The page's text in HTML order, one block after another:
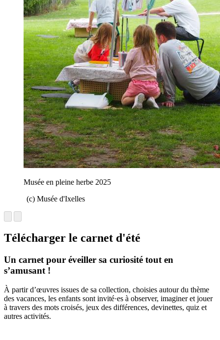
Musée en pleine herbe 2025
(c) Musée d'Ixelles
Télécharger le carnet d'été
Un carnet pour éveiller sa curiosité tout en
s’amusant !
À partir d’œuvres issues de sa collection, choisies autour du thème
des vacances, les enfants sont invité·es à observer, imaginer et jouer
à travers des mots croisés, jeux des différences, devinettes, quiz et
autres activités.